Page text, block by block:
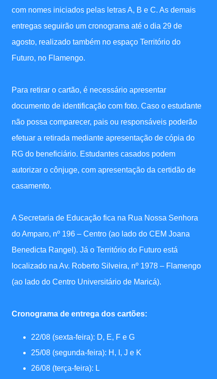
com nomes iniciados pelas letras A, B e C. As demais
entregas seguirão um cronograma até o dia 29 de
agosto, realizado também no espaço Território do
Futuro, no Flamengo.
Para retirar o cartão, é necessário apresentar
documento de identificação com foto. Caso o estudante
não possa comparecer, pais ou responsáveis poderão
efetuar a retirada mediante apresentação de cópia do
RG do beneficiário. Estudantes casados podem
autorizar o cônjuge, com apresentação da certidão de
casamento.
A Secretaria de Educação fica na Rua Nossa Senhora
do Amparo, nº 196 – Centro (ao lado do CEM Joana
Benedicta Rangel). Já o Território do Futuro está
localizado na Av. Roberto Silveira, nº 1978 – Flamengo
(ao lado do Centro Universitário de Maricá).
Cronograma de entrega dos cartões:
22/08 (sexta-feira): D, E, F e G
25/08 (segunda-feira): H, I, J e K
26/08 (terça-feira): L